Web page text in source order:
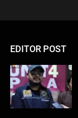
EDITOR POST